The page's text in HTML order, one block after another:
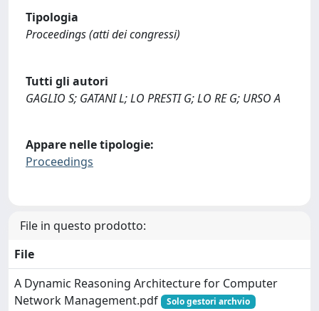
Tipologia
Proceedings (atti dei congressi)
Tutti gli autori
GAGLIO S; GATANI L; LO PRESTI G; LO RE G; URSO A
Appare nelle tipologie:
Proceedings
File in questo prodotto:
File
A Dynamic Reasoning Architecture for Computer
Network Management.pdf
Solo gestori archvio